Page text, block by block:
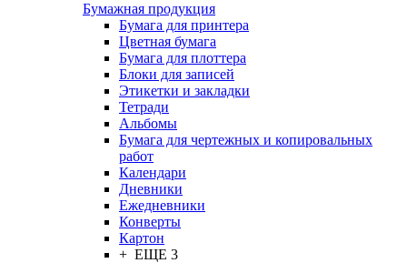
Бумажная продукция
Бумага для принтера
Цветная бумага
Бумага для плоттера
Блоки для записей
Этикетки и закладки
Тетради
Альбомы
Бумага для чертежных и копировальных
работ
Календари
Дневники
Ежедневники
Конверты
Картон
+ ЕЩЕ 3